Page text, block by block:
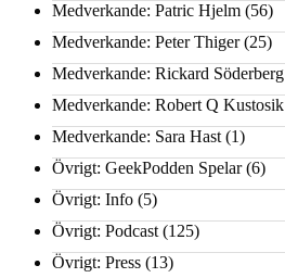
Medverkande: Patric Hjelm (56)
Medverkande: Peter Thiger(25)
Medverkande: Rickard Söderberg
Medverkande: Robert Q Kustosik
Medverkande: Sara Hast (1)
Övrigt: GeekPodden Spelar(6)
Övrigt: Info (5)
Övrigt: Podcast (125)
Övrigt: Press (13)